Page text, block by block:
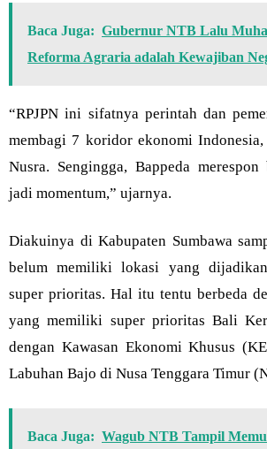
Baca Juga: Gubernur NTB Lalu
Reforma Agraria adalah Kewajiban
“RPJPN ini sifatnya perintah dan
membagi 7 koridor ekonomi
Nusra. Sengingga, Bappeda
jadi momentum,” ujarnya.
Diakuinya di Kabupaten Sumbawa
belum memiliki lokasi yang dijadikan
super prioritas. Hal itu tentu berbeda
yang memiliki super prioritas Bali
dengan Kawasan Ekonomi Khusus
Labuhan Bajo di Nusa Tenggara Timur
Baca Juga: Wagub NTB Tampil